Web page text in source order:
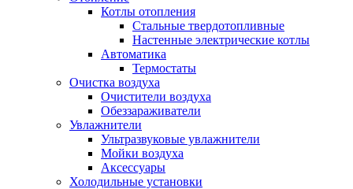
Котлы отопления
Стальные твердотопливные
Настенные электрические котлы
Автоматика
Термостаты
Очистка воздуха
Очистители воздуха
Обеззараживатели
Увлажнители
Ультразвуковые увлажнители
Мойки воздуха
Аксессуары
Холодильные установки